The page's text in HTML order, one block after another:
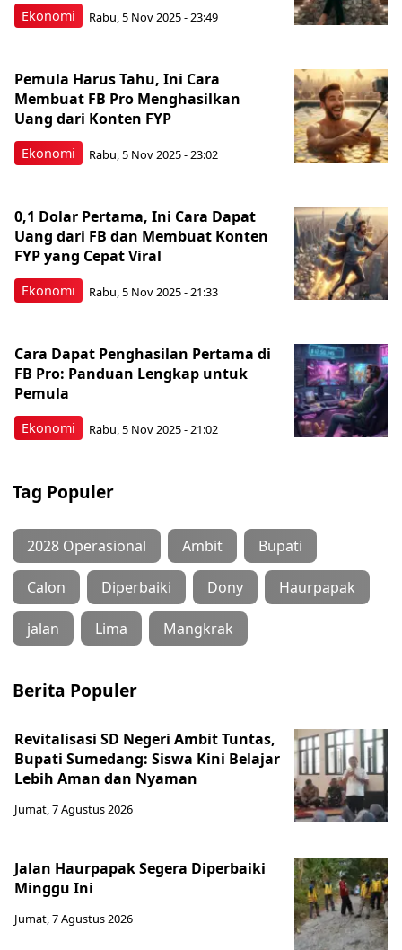
Ekonomi Rabu, 5 Nov 2025 - 23:49
Ekonomi
Pemula Harus Tahu, Ini Cara
Membuat FB Pro Menghasilkan
Uang dari Konten FYP
Rabu, 5 Nov 2025 - 23:02
Ekonomi
0,1 Dolar Pertama, Ini Cara Dapat
Uang dari FB dan Membuat Konten
FYP yang Cepat Viral
Rabu, 5 Nov 2025 - 21:33
Ekonomi
Cara Dapat Penghasilan Pertama di
FB Pro: Panduan Lengkap untuk
Pemula
Rabu, 5 Nov 2025 - 21:02
Tag Populer
2028 Operasional Ambit Bupati
Calon Diperbaiki Dony Haurpapak
jalan Lima Mangkrak
Berita Populer
Revitalisasi SD Negeri Ambit Tuntas,
Bupati Sumedang: Siswa Kini Belajar
Lebih Aman dan Nyaman
Jumat, 7 Agustus 2026
Jalan Haurpapak Segera Diperbaiki
Minggu Ini
Jumat, 7 Agustus 2026